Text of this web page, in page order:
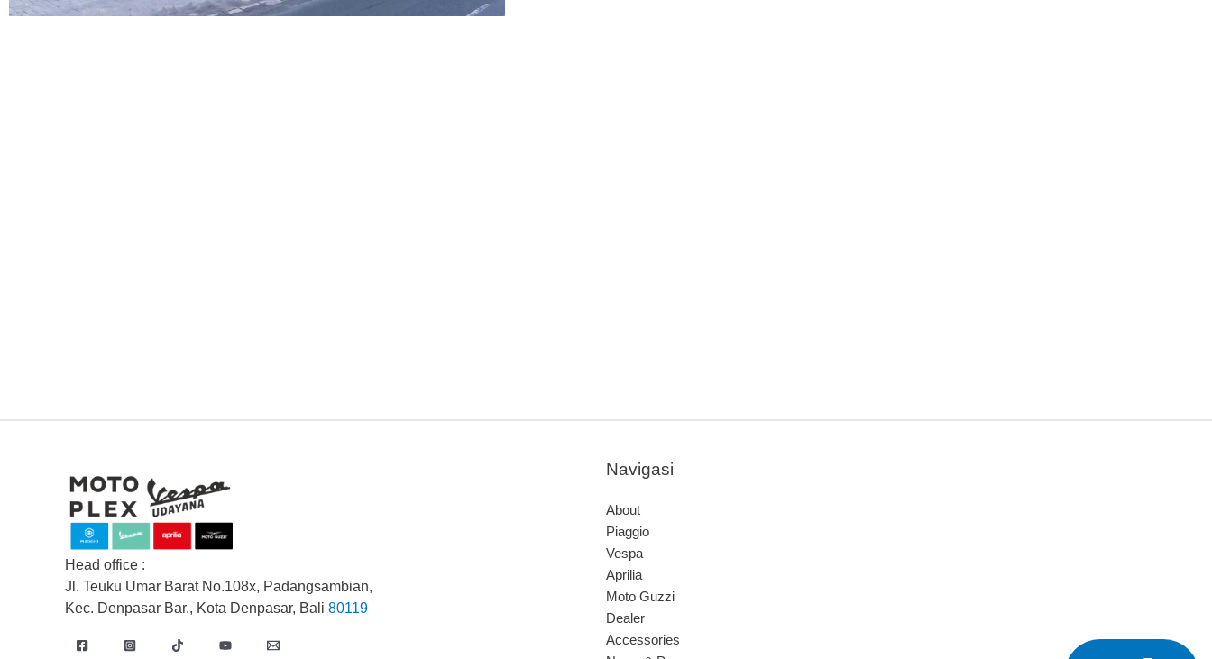
Head office :
Jl. Teuku Umar Barat No.108x, Padangsambian,
Kec. Denpasar Bar., Kota Denpasar, Bali 80119
Navigasi
About
Piaggio
Vespa
Aprilia
Moto Guzzi
Dealer
Accessories